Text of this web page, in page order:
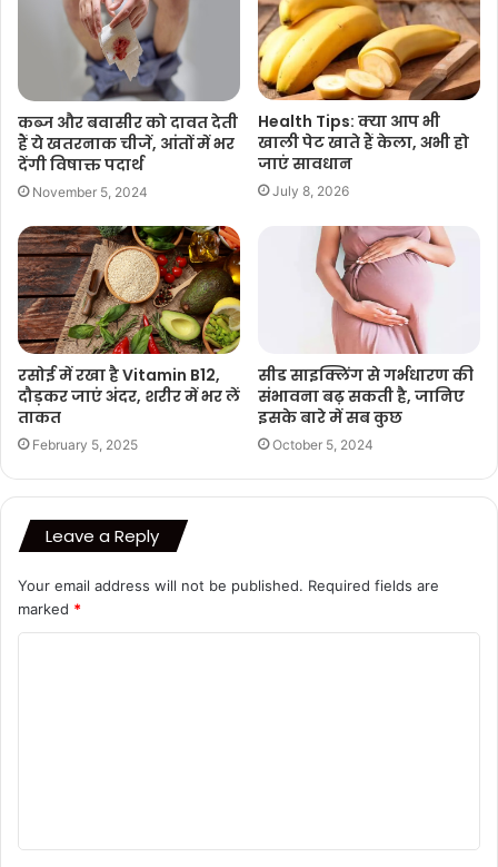
कब्ज और बवासीर को दावत देती
हैं ये खतरनाक चीजें, आंतों में भर
देंगी विषाक्त पदार्थ
November 5, 2024
Health Tips: क्या आप भी
खाली पेट खाते हैं केला, अभी हो
जाएं सावधान
July 8, 2026
रसोई में रखा है Vitamin B12,
दौड़कर जाएं अंदर, शरीर में भर लें
ताकत
February 5, 2025
सीड साइक्लिंग से गर्भधारण की
संभावना बढ़ सकती है, जानिए
इसके बारे में सब कुछ
October 5, 2024
Leave a Reply
Your email address will not be published. Required fields are
marked *
t